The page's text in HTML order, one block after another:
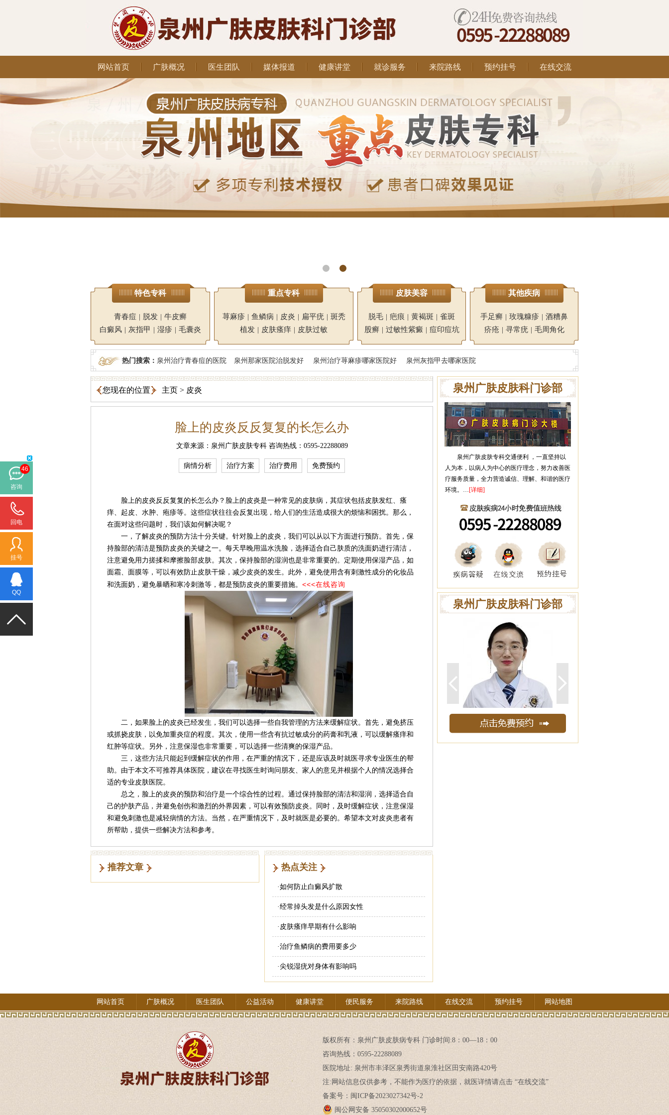
网站首页 广肤概况 医生团队 媒体报道 健康讲堂 就诊服务 来院路线 预约挂号 在线交流
特色专科
青春痘 | 脱发 | 牛皮癣
白癜风 | 灰指甲 | 湿疹 | 毛囊炎
重点专科
荨麻疹 | 鱼鳞病 | 皮炎 | 扁平疣 | 斑秃
植发 | 皮肤瘙痒 | 皮肤过敏
皮肤美容
脱毛 | 疤痕 | 黄褐斑 | 雀斑
股癣 | 过敏性紫癜 | 痘印痘坑
其他疾病
手足癣 | 玫瑰糠疹 | 酒糟鼻
疥疮 | 寻常疣 | 毛周角化
热门搜索： 泉州治疗青春痘的医院 泉州那家医院治脱发好 泉州治疗荨麻疹哪家医院好 泉州灰指甲去哪家医院
您现在的位置 主页 > 皮炎
脸上的皮炎反反复复的长怎么办
文章来源：泉州广肤皮肤专科 咨询热线：0595-22288089
病情分析 治疗方案 治疗费用 免费预约
脸上的皮炎反反复复的长怎么办？脸上的皮炎是一种常见的皮肤病，其症状包括皮肤发红、瘙
痒、起皮、水肿、疱疹等。这些症状往往会反复出现，给人们的生活造成很大的烦恼和困扰。那么，
在面对这些问题时，我们该如何解决呢？
一，了解皮炎的预防方法十分关键。针对脸上的皮炎，我们可以从以下方面进行预防。首先，保
持脸部的清洁是预防皮炎的关键之一。每天早晚用温水洗脸，选择适合自己肤质的洗面奶进行清洁，
注意避免用力搓揉和摩擦脸部皮肤。其次，保持脸部的湿润也是非常重要的。定期使用保湿产品，如
面霜、面膜等，可以有效防止皮肤干燥，减少皮炎的发生。此外，避免使用含有刺激性成分的化妆品
和洗面奶，避免暴晒和寒冷刺激等，都是预防皮炎的重要措施。 <<<在线咨询
二，如果脸上的皮炎已经发生，我们可以选择一些自我管理的方法来缓解症状。首先，避免挤压
或抓挠皮肤，以免加重炎症的程度。其次，使用一些含有抗过敏成分的药膏和乳液，可以缓解瘙痒和
红肿等症状。另外，注意保湿也非常重要，可以选择一些清爽的保湿产品。
三，这些方法只能起到缓解症状的作用，在严重的情况下，还是应该及时就医寻求专业医生的帮
助。由于本文不可推荐具体医院，建议在寻找医生时询问朋友、家人的意见并根据个人的情况选择合
适的专业皮肤医院。
总之，脸上的皮炎的预防和治疗是一个综合性的过程。通过保持脸部的清洁和湿润，选择适合自
己的护肤产品，并避免创伤和激烈的外界因素，可以有效预防皮炎。同时，及时缓解症状，注意保湿
和避免刺激也是减轻病情的方法。当然，在严重情况下，及时就医是必要的。希望本文对皮炎患者有
所帮助，提供一些解决方法和参考。
推荐文章 热点关注
·如何防止白癜风扩散
·经常掉头发是什么原因女性
· 皮肤瘙痒早期有什么影响
·治疗鱼鳞病的费用要多少
·尖锐湿疣对身体有影响吗
泉州广肤皮肤科门诊部
泉州广肤皮肤专科交通便利 ，一直坚持以
人为本，以病人为中心的医疗理念，努力改善医
疗服务质量，全力营造诚信、理解、和谐的医疗
环境。…[详细]
泉州广肤皮肤科门诊部
网站首页 广肤概况 医生团队 公益活动 健康讲堂 便民服务 来院路线 在线交流 预约挂号 网站地图
版权所有： 泉州广肤皮肤病专科 门诊时间:8：00—18：00
咨询热线：0595-22288089
医院地址: 泉州市丰泽区泉秀街道泉淮社区田安南路420号
注:网站信息仅供参考，不能作为医疗的依据，就医详情请点击 “在线交流”
备案号：闽ICP备2023027342号-2
闽公网安备 35050302000652号
46
咨询
回电
挂号
QQ